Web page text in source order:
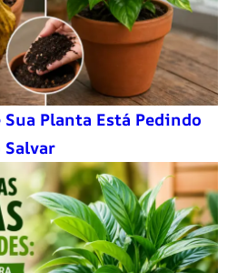
Planta Está Pedindo
Salvar